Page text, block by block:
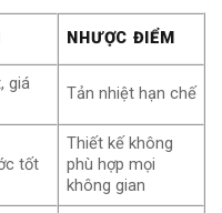
NHƯỢC ĐIỂM
giá
Tản nhiệt hạn chế
tốt
Thiết kế không
phù hợp mọi
không gian